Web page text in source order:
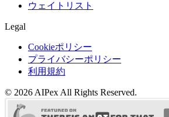
ウェイトリスト
Legal
Cookieポリシー
プライバシーポリシー
利用規約
© 2026 AIPex All Rights Reserved.